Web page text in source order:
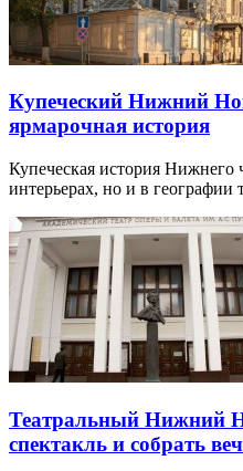
Купеческий Нижний
ярмарочная история
Купеческая история Нижнего
интерьерах, но и в
Театральный Нижний
спектакль и собрать